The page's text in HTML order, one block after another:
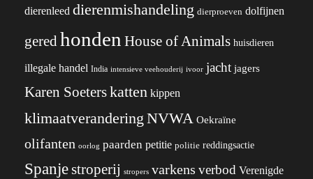
dierenleed dierenmishandeling dierproeven dolfijnen
geredhonden House of Animals huisdieren
illegale handel India intensieve veehouderij ivoor jacht jagers
Karen Soeterskatten kippen
klimaatverandering NVWA Oekraïne
olifanten oorlog paarden petitie politie reddingsactie
Spanjestroperij stropers varkens verbod Verenigde